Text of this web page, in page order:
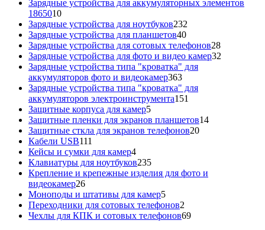
товаров
Зарядные устройства для аккумуляторных элементов
186501010
товаров
Зарядные устройства для ноутбуков232
Зарядные устройства для планшетов4040
товаров
Зарядные устройства для сотовых телефонов2828
товаров
Зарядные устройства для фото и видео камер32
Зарядные устройства типа "кроватка" для
аккумуляторов фото и видеокамер363363
товара
Зарядные устройства типа "кроватка" для
аккумуляторов электроинструмента151
Защитные корпуса для камер55
товаров
Защитные пленки для экранов планшетов1414
Защитные сткла для экранов телефонов2020
Кабели USB111
товаров
Кейсы и сумки для камер44
товара
Клавиатуры для ноутбуков235235
товаров
Крепление и крепежные изделия для фото и
видеокамер2626
товаров
Моноподы и штативы для камер55
товаров
Переходники для сотовых телефонов2
товара
Чехлы для КПК и сотовых телефонов6969